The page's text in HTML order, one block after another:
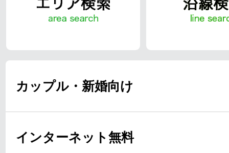
カップル・新婚向け
インターネット無料